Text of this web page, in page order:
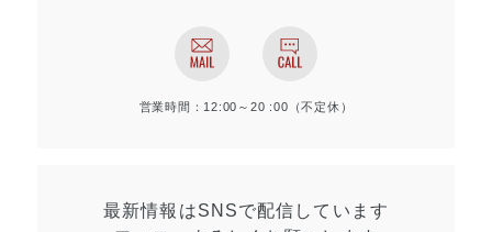
営業時間：12:00～20 :00（不定休）
最新情報はSNSで配信しています